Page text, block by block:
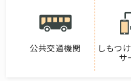
公共交通機関
しもつ
サ